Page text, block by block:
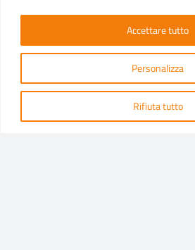
Personalizza
Rifiuta tutto
Accettare tutto
Muffin
Sistema teglia
Paper pan
PRODOTTI PER